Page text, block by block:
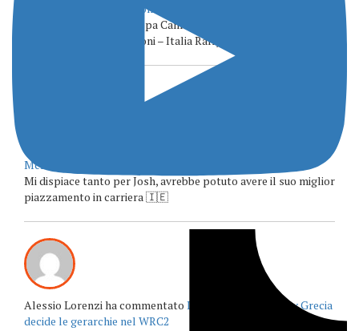
elenco da grandi occasioni
[…] Sorgente: Rally Coppa Camuna, quasi cento iscritti e un
elenco da grandi occasioni – Italia Rally […]
McErlean e Fourmaux dopo l’Acropoli
Mi dispiace tanto per Josh, avrebbe potuto avere il suo miglior
piazzamento in carriera 🇮🇪
Alessio Lorenzi ha commentato L’EKO Acropolis Rally Grecia
decide le gerarchie nel WRC2